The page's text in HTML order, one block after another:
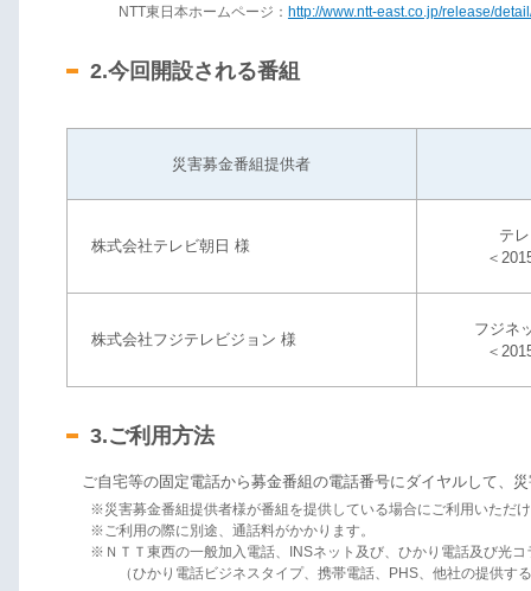
NTT東日本ホームページ： http://www.ntt-east.co.jp/release/
2.今回開設される番組
災害募金番組提供者
株式会社テレビ朝日 様
テ
＜
株式会社フジテレビジョン 様
フジネ
＜
3.ご利用方法
ご自宅等の固定電話から募金番組の電話番号にダイヤルして、
※災害募金番組提供者様が番組を提供している場合にご利用いただ
※ご利用の際に別途、通話料がかかります。
※ＮＴＴ東西の一般加入電話、INSネット及び、ひかり電話及び光
（ひかり電話ビジネスタイプ、携帯電話、PHS、他社の提供す